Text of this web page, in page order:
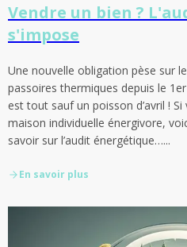
Vendre un bien ?
s'impose
Une nouvelle obligation pèse sur
passoires thermiques depuis le
est tout sauf un poisson d’avril !
maison individuelle énergivore,
savoir sur l’audit énergétique…...
En savoir plus